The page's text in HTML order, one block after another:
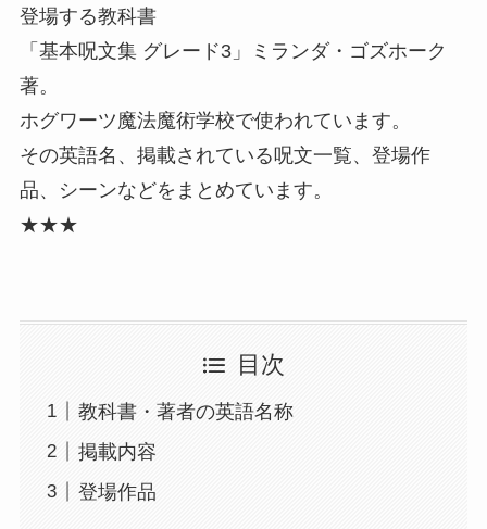
登場する教科書
「基本呪文集 グレード3」ミランダ・ゴズホーク
著。
ホグワーツ魔法魔術学校で使われています。
その英語名、掲載されている呪文一覧、登場作
品、シーンなどをまとめています。
★★★
目次
教科書・著者の英語名称
掲載内容
登場作品